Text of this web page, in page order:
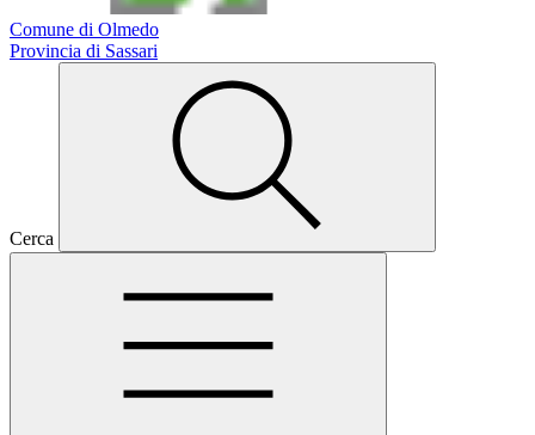
Comune di Olmedo
Provincia di Sassari
Cerca